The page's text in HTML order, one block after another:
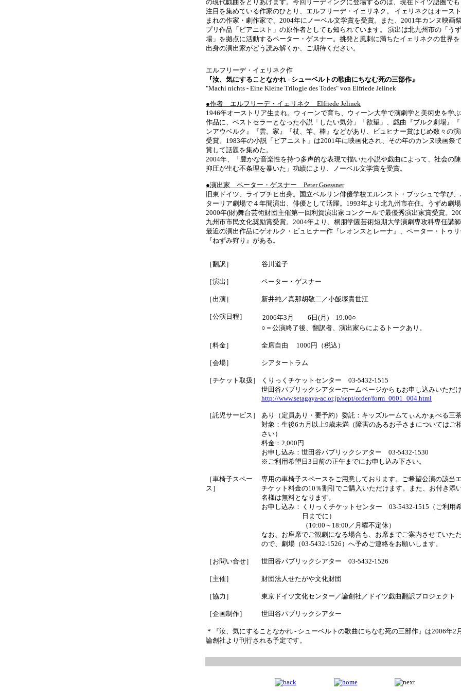
の現代戯曲をとりあげます。今回リーディングに登場するのは、現在ドイツ語圏でも
注目を集めている作家のひとり、エルフリーデ・イェリネク。 イェリネクはオース
まれの作家・劇作家で、2004年にノーベル文学賞を受賞。また、2001年カンヌ映画
プリ作品「ピアニスト」の原作者としても知られています。 演出は北九州市の「う
場」を拠点に活動するペーター・ゲスナー。挑発と風刺に満ちたイェリネクの世界
出身の演出家がどう読み解くか、ご期待ください。
エルフリーデ・イェリネク作
『汝、気にすることなかれ - シューベルトの歌曲にちなむ死の三部作』
"Machi nichts - Eine Kleine Trilogie des Todes" von Elfriede Jelinek
●作者 エルフリーデ・イェリネク Elfriede Jelinek
1946年オーストリア生まれ。ウィーンで育ち、ウィーン大学で演劇学と美術史を学
作品に、ベストセラーとなった小説「したい気分」「欲望」、戯曲『ブルク劇場』
ンアウベルク』『雲。家』『杖、竿、棒』などがあり、ビュヒナー賞はじめ数々の
受賞。1983年の小説「ピアニスト」は2001年に映画化され、その年のカンヌ映画祭
賞して話題を集めた。
2004年、「豊かな音楽性を持つ多声的な表現で描いた小説や戯曲によって、社会の
抑圧が生む不条理を暴いた」功績により、ノーベル文学賞を受賞。
●演出家 ペーター・ゲスナー Peter Goessner
旧東ドイツ、ライプチヒ出身。国立ベルリン俳優学校エルンスト・ブッシュで学び
ターリア劇場で４年間演出、俳優として活躍。1993年より北九州市在住。うずめ劇場
2000年(財)舞台芸術財団主催第一回利賀演出家コンクールで最優秀演出家賞受賞。
九州市市民文化奨励賞受賞。2004年より、桐朋学園芸術短期大学演劇専攻科専任講師
最近の演出作品にゲオルク・ビュヒナー作『レオンスとレーナ』、ペーター・トゥ
『ねずみ狩り』がある。
［翻訳］ 谷川道子
［演出］ ペーター・ゲスナー
［出演］ 新井純／真那胡敬二／小飯塚貴世江
［公演日程］ 2006年3月
6日(月) 19:00○
○＝公演終了後、翻訳者、演出家らによるトークあり。
［料金］ 全席自由 1000円（税込）
［会場］ シアタートラム
［チケット取扱］
くりっくチケットセンター 03-5432-1515
世田谷パブリックシアターホームページからもお申し込みいただけ
http://www.setagaya-ac.or.jp/sept/order/form_0601_004.html
［託児サービス］
あり（定員あり・要予約）委託：キッズルームてぃんかぁべる三
対象：生後6カ月以上9歳未満（障害のあるお子さまについてはご
さい）
料金：2,000円
お申し込み：世田谷パブリックシアター 03-5432-1530
※ご利用希望日3日前の正午までにお申し込み下さい。
［車椅子スペー
ス］
専用の車椅子スペースをご用意しております。ご希望公演の該当
チケット料金の10％割引でご購入いただけます。また、お付き添
名様は無料となります。
お申し込み： くりっくチケットセンター 03-5432-1515（ご利用
日までに）
（10:00～18:00／月曜不定休）
なお、お座席でご観劇になる場合も、お席までご案内させていた
ので、劇場（03-5432-1526）へ予めご連絡をお願いします。
［お問い合せ］ 世田谷パブリックシアター 03-5432-1526
［主催］ 財団法人せたがや文化財団
［協力］ 東京ドイツ文化センター／論創社／ドイツ戯曲翻訳プロジェクト
［企画制作］ 世田谷パブリックシアター
＊『汝、気にすることなかれ - シューベルトの歌曲にちなむ死の三部作』は2006年2
論創社より刊行される予定です。